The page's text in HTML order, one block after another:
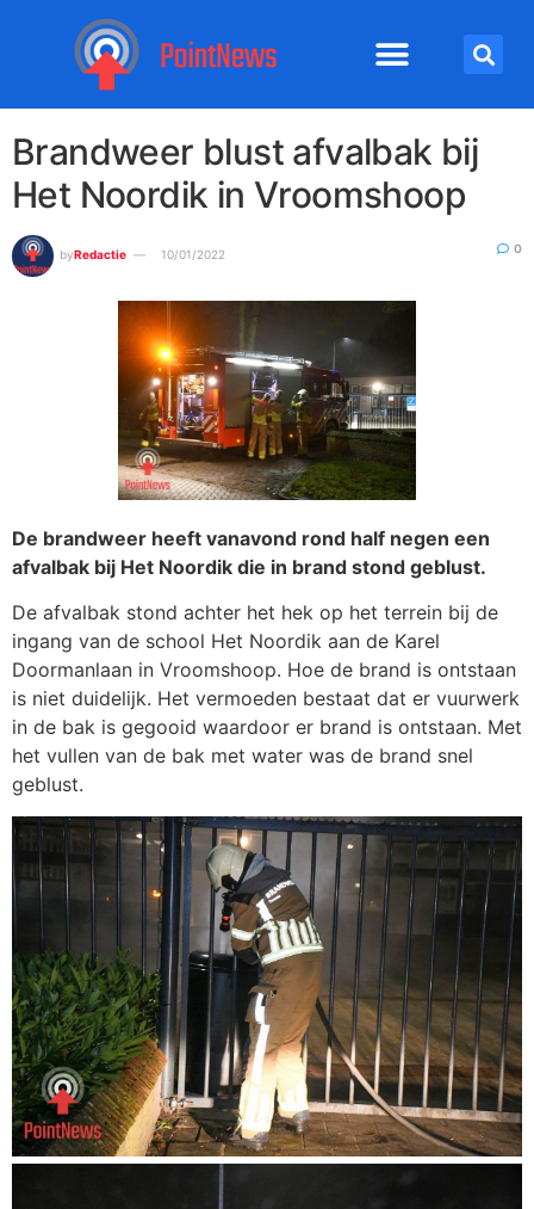
Brandweer blust afvalbak bij
Het Noordik in Vroomshoop
byRedactie 10/01/2022 0
De brandweer heeft vanavond rond half negen een
afvalbak bij Het Noordik die in brand stond geblust.
De afvalbak stond achter het hek op het terrein bij de
ingang van de school Het Noordik aan de Karel
Doormanlaan in Vroomshoop. Hoe de brand is ontstaan
is niet duidelijk. Het vermoeden bestaat dat er vuurwerk
in de bak is gegooid waardoor er brand is ontstaan. Met
het vullen van de bak met water was de brand snel
geblust.